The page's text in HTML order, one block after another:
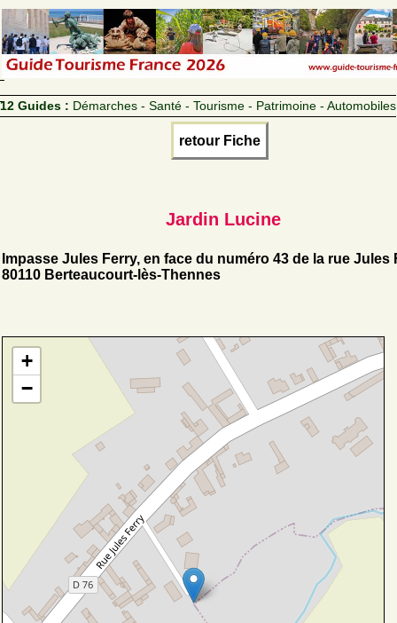
12 Guides : Démarches - Santé - Tourisme - Patrimoine - Automobiles
retour Fiche
Jardin Lucine
Impasse Jules Ferry, en face du numéro 43 de la rue Jules
80110 Berteaucourt-lès-Thennes
+
−